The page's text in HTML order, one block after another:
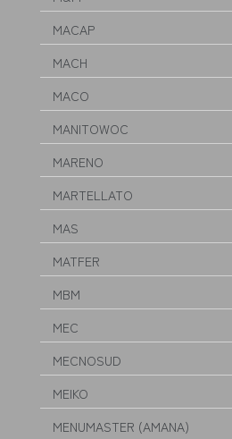
MACAP
MACH
MACO
MANITOWOC
MARENO
MARTELLATO
MAS
MATFER
MBM
MEC
MECNOSUD
MEIKO
MENUMASTER (AMANA)